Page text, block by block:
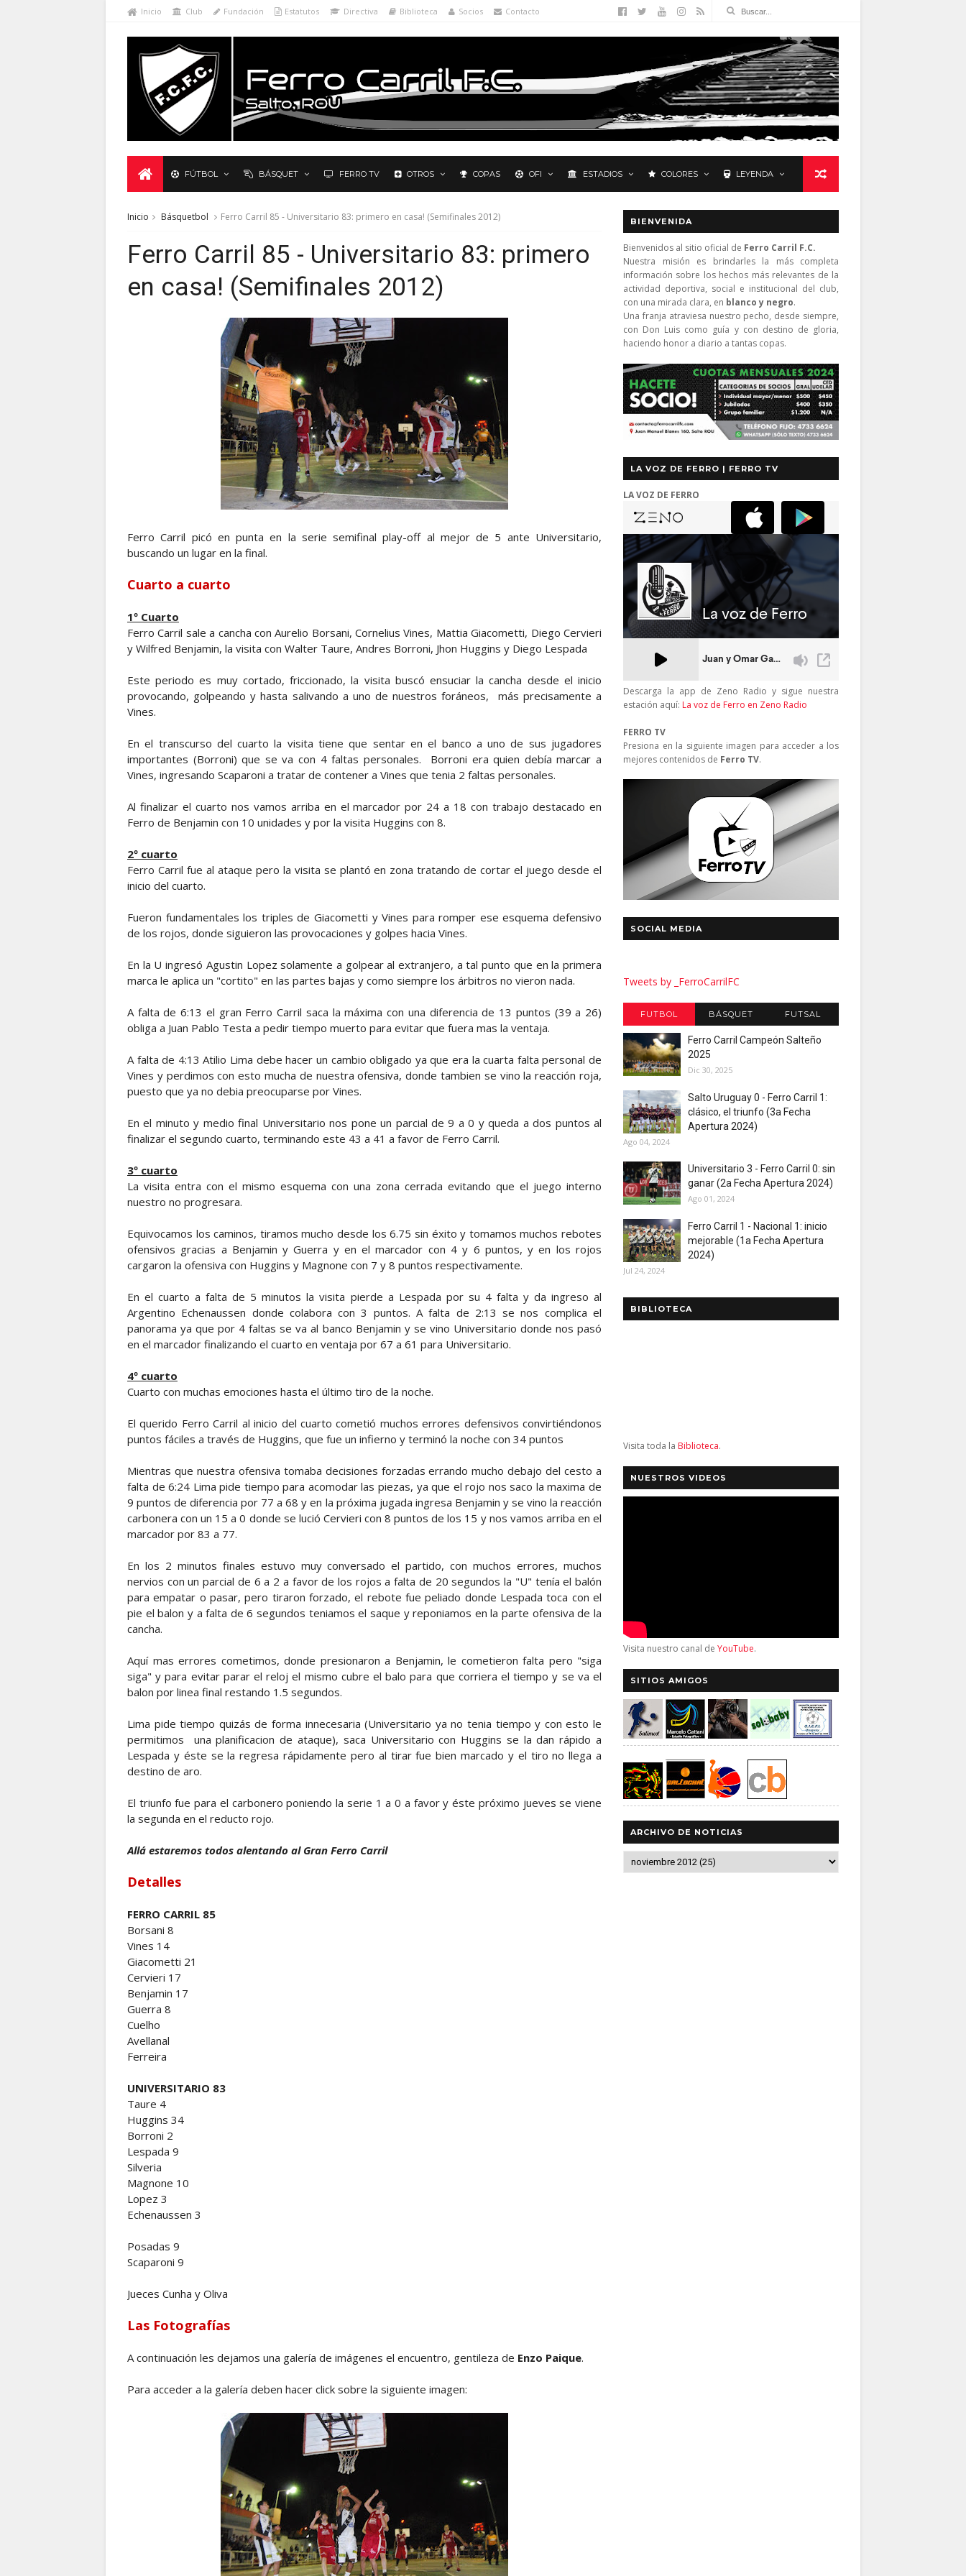
Inicio Club Fundación Estatutos Directiva Biblioteca Socios Contacto
FÚTBOL BÁSQUET FERRO TV OTROS COPAS OFI ESTADIOS COLORES LEYENDA
Inicio Básquetbol Ferro Carril 85 - Universitario 83: primero en casa! (Semifinales 2012)
Ferro Carril 85 - Universitario 83: primero
en casa! (Semifinales 2012)
Ferro Carril picó en punta en la serie semifinal play-off al mejor de 5 ante Universitario,
buscando un lugar en la final.
Cuarto a cuarto
1º Cuarto
Ferro Carril sale a cancha con Aurelio Borsani, Cornelius Vines, Mattia Giacometti, Diego Cervieri
y Wilfred Benjamin, la visita con Walter Taure, Andres Borroni, Jhon Huggins y Diego Lespada
Este periodo es muy cortado, friccionado, la visita buscó ensuciar la cancha desde el inicio
provocando, golpeando y hasta salivando a uno de nuestros foráneos, más precisamente a
Vines.
En el transcurso del cuarto la visita tiene que sentar en el banco a uno de sus jugadores
importantes (Borroni) que se va con 4 faltas personales. Borroni era quien debía marcar a
Vines, ingresando Scaparoni a tratar de contener a Vines que tenia 2 faltas personales.
Al finalizar el cuarto nos vamos arriba en el marcador por 24 a 18 con trabajo destacado en
Ferro de Benjamin con 10 unidades y por la visita Huggins con 8.
2º cuarto
Ferro Carril fue al ataque pero la visita se plantó en zona tratando de cortar el juego desde el
inicio del cuarto.
Fueron fundamentales los triples de Giacometti y Vines para romper ese esquema defensivo
de los rojos, donde siguieron las provocaciones y golpes hacia Vines.
En la U ingresó Agustin Lopez solamente a golpear al extranjero, a tal punto que en la primera
marca le aplica un "cortito" en las partes bajas y como siempre los árbitros no vieron nada.
A falta de 6:13 el gran Ferro Carril saca la máxima con una diferencia de 13 puntos (39 a 26)
obliga a Juan Pablo Testa a pedir tiempo muerto para evitar que fuera mas la ventaja.
A falta de 4:13 Atilio Lima debe hacer un cambio obligado ya que era la cuarta falta personal de
Vines y perdimos con esto mucha de nuestra ofensiva, donde tambien se vino la reacción roja,
puesto que ya no debia preocuparse por Vines.
En el minuto y medio final Universitario nos pone un parcial de 9 a 0 y queda a dos puntos al
finalizar el segundo cuarto, terminando este 43 a 41 a favor de Ferro Carril.
3º cuarto
La visita entra con el mismo esquema con una zona cerrada evitando que el juego interno
nuestro no progresara.
Equivocamos los caminos, tiramos mucho desde los 6.75 sin éxito y tomamos muchos rebotes
ofensivos gracias a Benjamin y Guerra y en el marcador con 4 y 6 puntos, y en los rojos
cargaron la ofensiva con Huggins y Magnone con 7 y 8 puntos respectivamente.
En el cuarto a falta de 5 minutos la visita pierde a Lespada por su 4 falta y da ingreso al
Argentino Echenaussen donde colabora con 3 puntos. A falta de 2:13 se nos complica el
panorama ya que por 4 faltas se va al banco Benjamin y se vino Universitario donde nos pasó
en el marcador finalizando el cuarto en ventaja por 67 a 61 para Universitario.
4º cuarto
Cuarto con muchas emociones hasta el último tiro de la noche.
El querido Ferro Carril al inicio del cuarto cometió muchos errores defensivos convirtiéndonos
puntos fáciles a través de Huggins, que fue un infierno y terminó la noche con 34 puntos
Mientras que nuestra ofensiva tomaba decisiones forzadas errando mucho debajo del cesto a
falta de 6:24 Lima pide tiempo para acomodar las piezas, ya que el rojo nos saco la maxima de
9 puntos de diferencia por 77 a 68 y en la próxima jugada ingresa Benjamin y se vino la reacción
carbonera con un 15 a 0 donde se lució Cervieri con 8 puntos de los 15 y nos vamos arriba en el
marcador por 83 a 77.
En los 2 minutos finales estuvo muy conversado el partido, con muchos errores, muchos
nervios con un parcial de 6 a 2 a favor de los rojos a falta de 20 segundos la "U" tenía el balón
para empatar o pasar, pero tiraron forzado, el rebote fue peliado donde Lespada toca con el
pie el balon y a falta de 6 segundos teniamos el saque y reponiamos en la parte ofensiva de la
cancha.
Aquí mas errores cometimos, donde presionaron a Benjamin, le cometieron falta pero "siga
siga" y para evitar parar el reloj el mismo cubre el balo para que corriera el tiempo y se va el
balon por linea final restando 1.5 segundos.
Lima pide tiempo quizás de forma innecesaria (Universitario ya no tenia tiempo y con esto le
permitimos una planificacion de ataque), saca Universitario con Huggins se la dan rápido a
Lespada y éste se la regresa rápidamente pero al tirar fue bien marcado y el tiro no llega a
destino de aro.
El triunfo fue para el carbonero poniendo la serie 1 a 0 a favor y éste próximo jueves se viene
la segunda en el reducto rojo.
Allá estaremos todos alentando al Gran Ferro Carril
Detalles
FERRO CARRIL 85
Borsani 8
Vines 14
Giacometti 21
Cervieri 17
Benjamin 17
Guerra 8
Cuelho
Avellanal
Ferreira
UNIVERSITARIO 83
Taure 4
Huggins 34
Borroni 2
Lespada 9
Silveria
Magnone 10
Lopez 3
Echenaussen 3
Posadas 9
Scaparoni 9
Jueces Cunha y Oliva
Las Fotografías
A continuación les dejamos una galería de imágenes el encuentro, gentileza de Enzo Paique.
Para acceder a la galería deben hacer click sobre la siguiente imagen:
BIENVENIDA
Bienvenidos al sitio oficial de Ferro Carril F.C.
Nuestra misión es brindarles la más completa
información sobre los hechos más relevantes de la
actividad deportiva, social e institucional del club,
con una mirada clara, en blanco y negro.
Una franja atraviesa nuestro pecho, desde siempre,
con Don Luis como guía y con destino de gloria,
haciendo honor a diario a tantas copas.
LA VOZ DE FERRO | FERRO TV
LA VOZ DE FERRO
Descarga la app de Zeno Radio y sigue nuestra
estación aquí: La voz de Ferro en Zeno Radio
FERRO TV
Presiona en la siguiente imagen para acceder a los
mejores contenidos de Ferro TV.
SOCIAL MEDIA
Tweets by _FerroCarrilFC
FUTBOL BÁSQUET FUTSAL
Ferro Carril Campeón Salteño
2025
Dic 30, 2025
Salto Uruguay 0 - Ferro Carril 1:
clásico, el triunfo (3a Fecha
Apertura 2024)
Ago 04, 2024
Universitario 3 - Ferro Carril 0: sin
ganar (2a Fecha Apertura 2024)
Ago 01, 2024
Ferro Carril 1 - Nacional 1: inicio
mejorable (1a Fecha Apertura
2024)
Jul 24, 2024
BIBLIOTECA
Visita toda la Biblioteca.
NUESTROS VIDEOS
Visita nuestro canal de YouTube.
SITIOS AMIGOS
ARCHIVO DE NOTICIAS